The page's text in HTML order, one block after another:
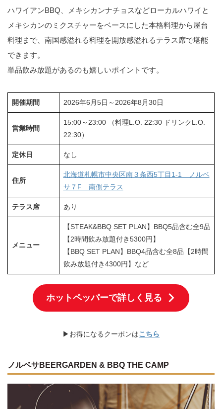
ハワイアンBBQ、メキシカンナチョスなどローカルハワイと
メキシカンのミクスチャーをベースにした本格料理から屋台
料理まで、南国感溢れる料理を開放感溢れるテラス席で堪能
できます。
単品飲み放題があるのも嬉しいポイントです。
開催期間 2026年6月5日～2026年8月30日
営業時間
15:00～23:00 （料理L.O. 22:30 ドリンクL.O.
22:30）
定休日 なし
住所
北海道札幌市中央区南３条西5丁目1-1 ノルベ
サ７F 南側テラス
テラス席 あり
メニュー
【STEAK&BBQ SET PLAN】BBQ5品含む全9品
【2時間飲み放題付き5300円】
【BBQ SET PLAN】BBQ4品含む全8品【2時間
飲み放題付き4300円】など
ホットペッパーで詳しく見る
▶お得になるクーポンはこちら
ノルベサBEERGARDEN & BBQ THE CAMP